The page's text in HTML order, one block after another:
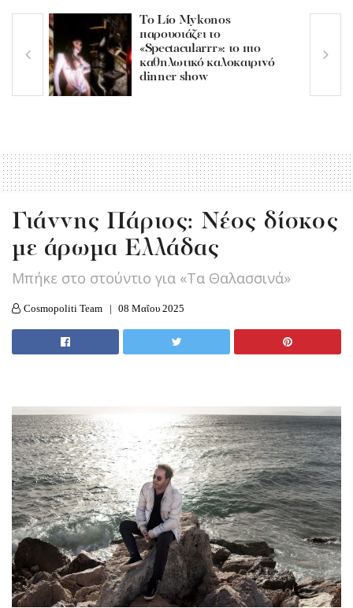
Το Lío Mykonos
παρουσιάζει το
«Spectacularrr»: το πιο
καθηλωτικό καλοκαιρινό
dinner show
Γιάννης Πάριος: Νέος δίσκος
με άρωμα Ελλάδας
Μπήκε στο στούντιο για «Τα Θαλασσινά»
Cosmopoliti Team 08 Μαΐου 2025